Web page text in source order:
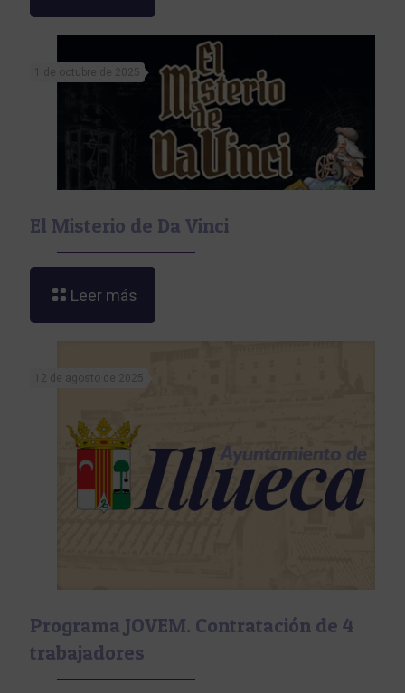
1 de octubre de 2025
El Misterio de Da Vinci
Leer más
12 de agosto de 2025
Programa JOVEM. Contratación de 4
trabajadores